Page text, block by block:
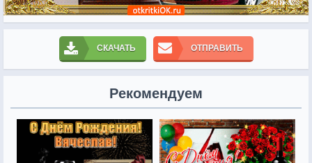
СКАЧАТЬ ОТПРАВИТЬ
Рекомендуем